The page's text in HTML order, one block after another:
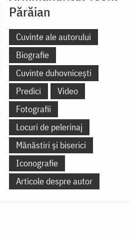
Părăian
Cuvinte ale autorului
Biografie
Cuvinte duhovnicești
Predici
Video
Fotografii
Locuri de pelerinaj
Mănăstiri și biserici
Iconografie
Articole despre autor